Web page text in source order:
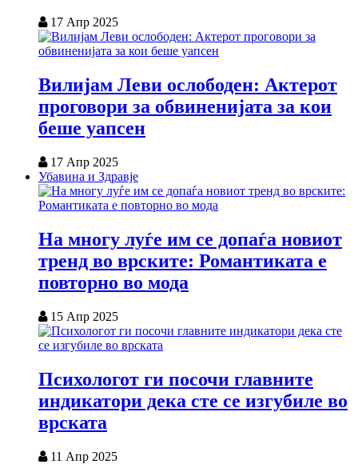
17 Апр 2025
Вилијам Леви ослободен: Актерот
проговори за обвиненијата за кои
беше уапсен
17 Апр 2025
Убавина и Здравје
На многу луѓе им се допаѓа новиот
тренд во врските: Романтиката е
повторно во мода
15 Апр 2025
Психологот ги посочи главните
индикатори дека сте се изгубиле во
врската
11 Апр 2025